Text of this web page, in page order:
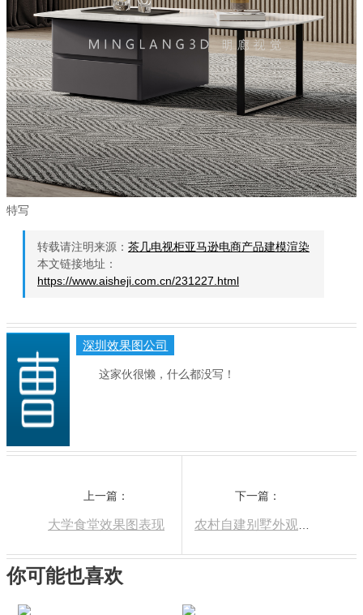
特写
转载请注明来源： 茶几电视柜亚马逊电商产品建模渲染
本文链接地址：
https://www.aisheji.com.cn/231227.html
深圳效果图公司
这家伙很懒，什么都没写！
上一篇：
大学食堂效果图表现
下一篇：
你可能也喜欢